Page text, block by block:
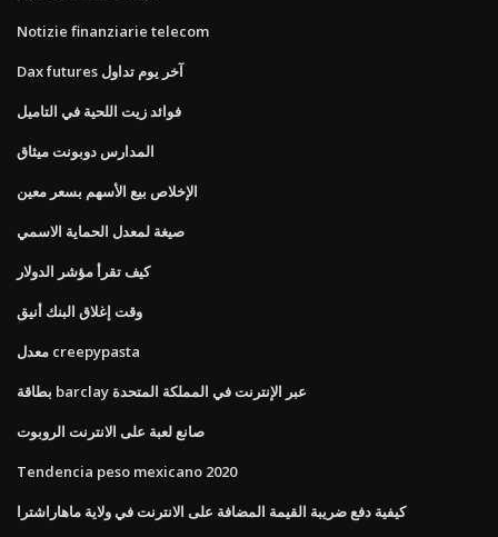
Notizie finanziarie telecom
Dax futures آخر يوم تداول
فوائد زيت اللحية في التاميل
المدارس دوبونت ميثاق
الإخلاص بيع الأسهم بسعر معين
صيغة لمعدل الحماية الاسمي
كيف تقرأ مؤشر الدولار
وقت إغلاق البنك أنيق
معدل creepypasta
بطاقة barclay عبر الإنترنت في المملكة المتحدة
صانع لعبة على الانترنت الروبوت
Tendencia peso mexicano 2020
كيفية دفع ضريبة القيمة المضافة على الانترنت في ولاية ماهاراشترا